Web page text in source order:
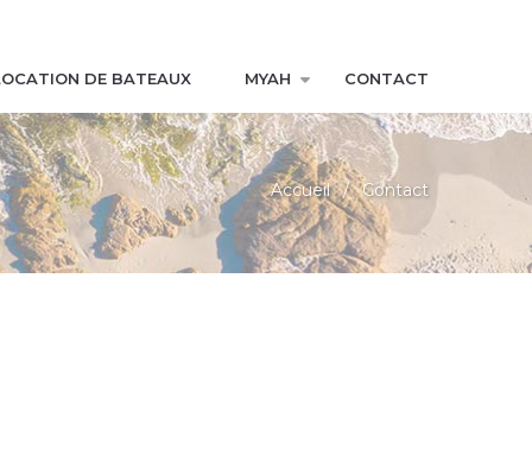
DE BATEAUX MYAH CONTACT
Accueil Contact